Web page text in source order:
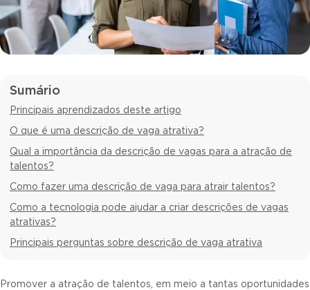
Sumário
Principais aprendizados deste artigo
O que é uma descrição de vaga atrativa?
Qual a importância da descrição de vagas para a atração de
talentos?
Como fazer uma descrição de vaga para atrair talentos?
Como a tecnologia pode ajudar a criar descrições de vagas
atrativas?
Principais perguntas sobre descrição de vaga atrativa
Promover a atração de talentos, em meio a tantas oportunidades